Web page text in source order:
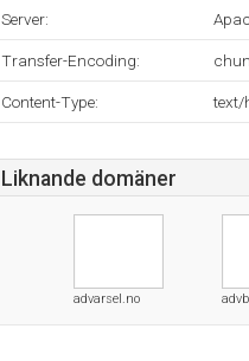
Server:
Transfer-Encoding:
Content-Type: text/
Liknande domäner
advarsel.no